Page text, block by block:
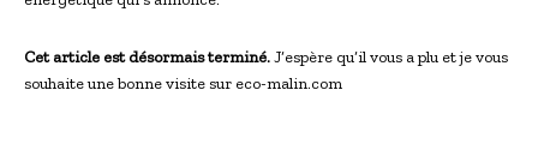
Cet article est désormais terminé.J’espère qu’il vous a plu et je vous
souhaite une bonne visite sur eco-malin.com